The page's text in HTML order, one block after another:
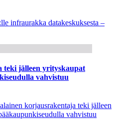
infraurakka datakeskuksesta –
teki jälleen yrityskaupat
vahvistuu
korjausrakentaja teki jälleen
vahvistuu